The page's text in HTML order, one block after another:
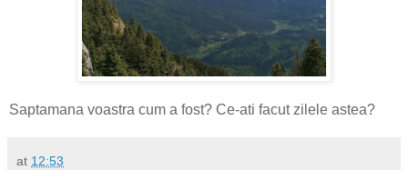
Saptamana voastra cum a fost? Ce-ati facut zilele astea?
at 12:53